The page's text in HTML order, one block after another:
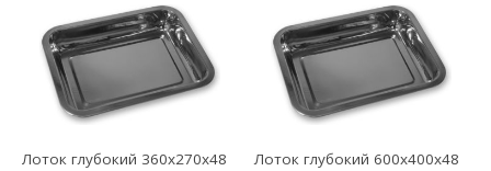
Лоток глубокий 360х270х48
Лоток глубокий 600х400х48